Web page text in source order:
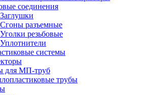
соединения
Заглушки
Сгоны разъемные
Уголки резьбовые
Уплотнители
системы
для МП-труб
трубы